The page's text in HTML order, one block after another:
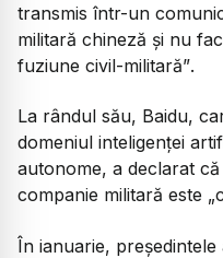
transmis într-un
militară chineză și nu
fuziune civil-militară”.
La rândul său, Baidu,
domeniul inteligenței
autonome, a declarat
companie militară este
În ianuarie,